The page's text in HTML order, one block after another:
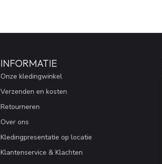
INFORMATIE
Onze kledingwinkel
Verzenden en kosten
Retourneren
Over ons
Kledingpresentatie op locatie
Klantenservice & Klachten